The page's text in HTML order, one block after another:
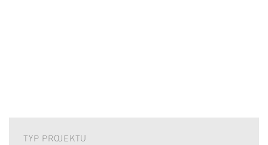
TYP PROJEKTU